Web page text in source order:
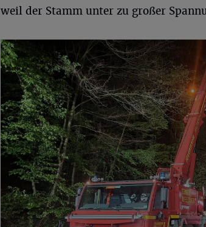
weil der Stamm unter zu großer